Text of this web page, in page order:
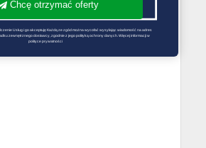
Chcę otrzymać oferty
Usług i go akceptuję Każdą ze zgód można wycofać wysyłając wiadomość na adres
zewnętrznego dostawcy, zgodnie z jego polityką ochrony danych. Więcej informacji w
polityce prywatności